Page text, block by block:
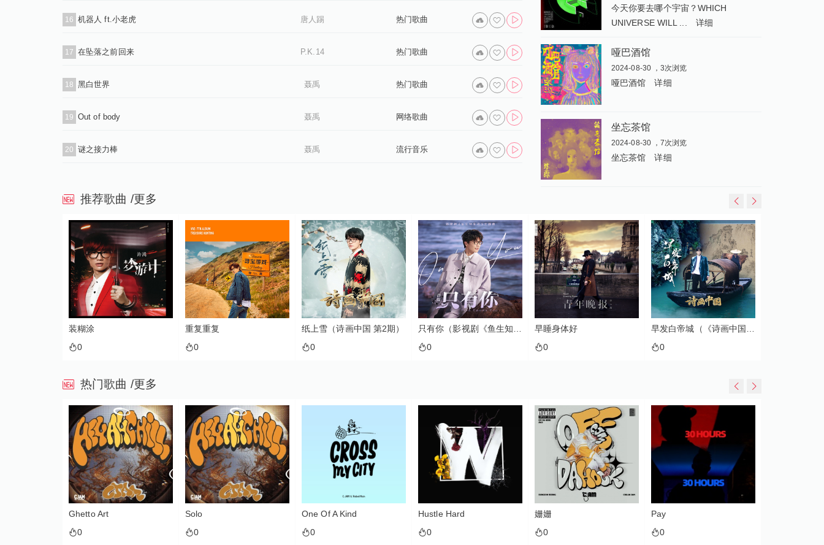
16 机器人 ft.小老虎 唐人踢 热门歌曲
17 在坠落之前回来 P.K.14 热门歌曲
18 黑白世界 聂禹 热门歌曲
19 Out of body 聂禹 网络歌曲
20 谜之接力棒 聂禹 流行音乐
今天你要去哪个宇宙？WHICH
UNIVERSE WILL ...
详细
哑巴酒馆
2024-08-30 ，3次浏览
哑巴酒馆 详细
坐忘茶馆
2024-08-30 ，7次浏览
坐忘茶馆 详细
推荐歌曲 /更多
装糊涂
0
重复重复
0
纸上雪（诗画中国 第2期）
0
0
早睡身体好
0
0
热门歌曲 /更多
Ghetto Art
0
Solo
0
One Of A Kind
0
Hustle Hard
0
姗姗
0
Pay
0